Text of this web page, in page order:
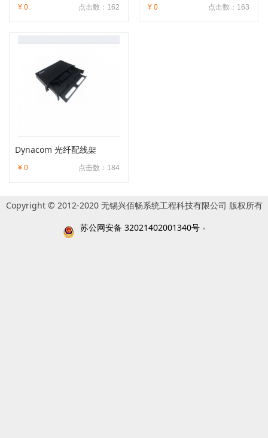
点击数：162
¥ 0 点击数：163
¥ 0
Dynacom 光纤配线架
点击数：184
¥ 0
Copyright © 2012-2020 无锡兴佰畅系统工程科技有限公司 版权所有
苏公网安备 32021402001340号"